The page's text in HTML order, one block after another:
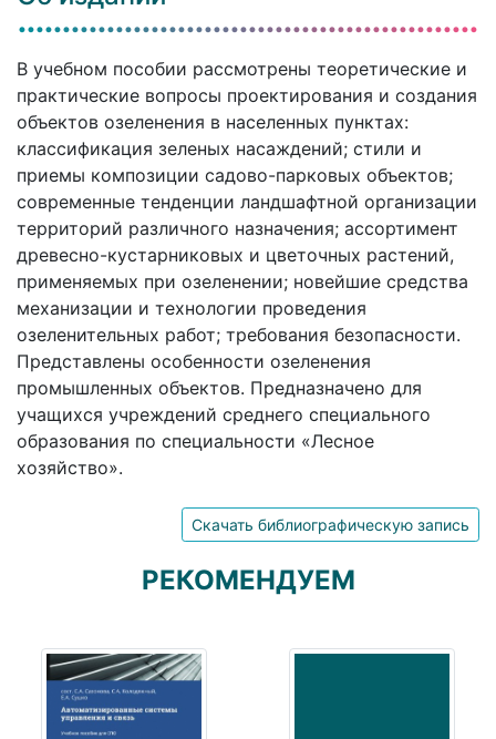
В учебном пособии рассмотрены теоретические и
практические вопросы проектирования и создания
объектов озеленения в населенных пунктах:
классификация зеленых насаждений; стили и
приемы композиции садово-парковых объектов;
современные тенденции ландшафтной организации
территорий различного назначения; ассортимент
древесно-кустарниковых и цветочных растений,
применяемых при озеленении; новейшие средства
механизации и технологии проведения
озеленительных работ; требования безопасности.
Представлены особенности озеленения
промышленных объектов. Предназначено для
учащихся учреждений среднего специального
образования по специальности «Лесное
хозяйство».
Скачать библиографическую запись
РЕКОМЕНДУЕМ